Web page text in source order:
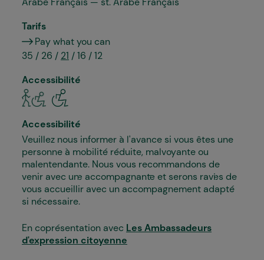
Tarifs
Pay what you can
35 / 26 / 21 / 16 / 12
Accessibilité
Accessibilité
Veuillez nous informer à l'avance si vous êtes une
personne à mobilité réduite, malvoyante ou
malentendante. Nous vous recommandons de
venir avec un·e accompagnant·e et serons ravi·es de
vous accueillir avec un accompagnement adapté
si nécessaire.
En coprésentation avec Les Ambassadeurs
d'expression citoyenne